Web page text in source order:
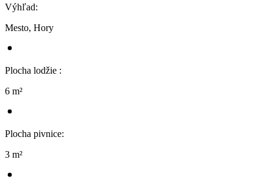
Výhľad:
Mesto, Hory
Plocha lodžie :
6 m²
Plocha pivnice:
3 m²